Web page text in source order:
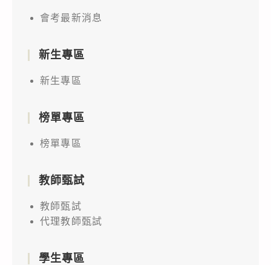
會考最新消息
新生專區
新生專區
榜單專區
榜單專區
教師甄試
教師甄試
代理教師甄試
學生專區